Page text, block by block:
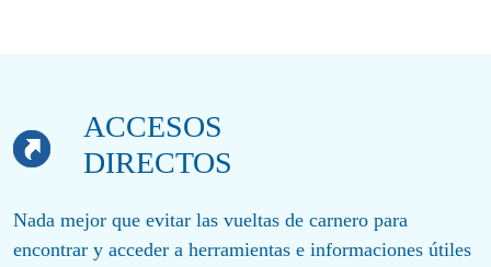
ACCESOS
DIRECTOS
Nada mejor que evitar las vueltas de carnero para
encontrar y acceder a herramientas e informaciones útiles